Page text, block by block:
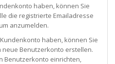
haben, können Sie
die registrierte Emailadresse
anzumelden.
haben, können Sie
neue Benutzerkonto erstellen.
Benutzerkonto einrichten,